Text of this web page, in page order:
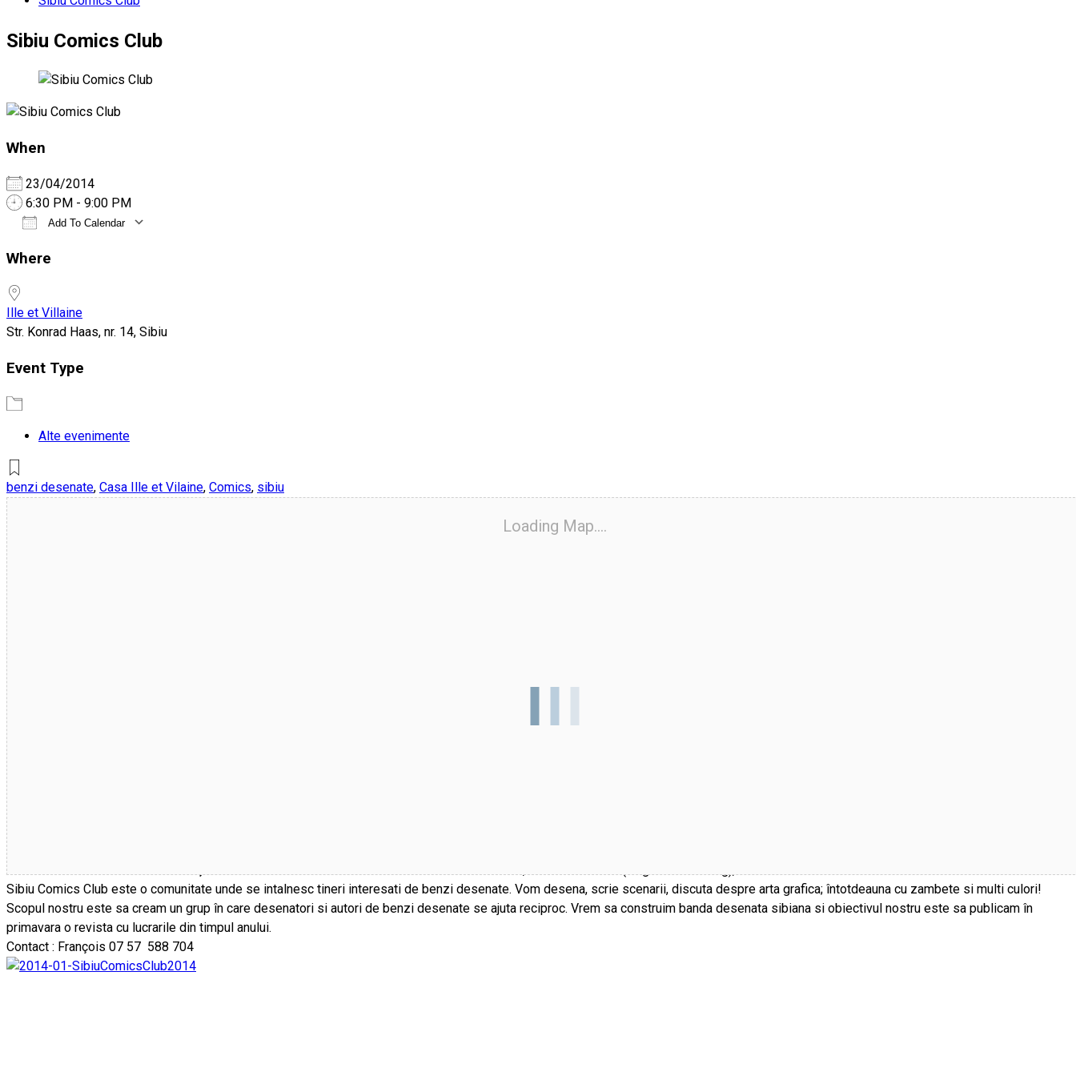
Sibiu Comics Club
When
23/04/2014
6:30 PM - 9:00 PM
Add To Calendar
Where
Ille et Villaine
Str. Konrad Haas, nr. 14, Sibiu
Event Type
Alte evenimente
benzi desenate, Casa Ille et Vilaine, Comics, sibiu
Loading Map....
Iti place sa desenezi? Iti place banda desenata? Capul tau este plin de idei?
Te invitam la
Sibiu Comics Club este o comunitate unde se intalnesc tineri interesati de benzi desenate. Vom desena, scrie scenarii, discuta despre arta grafica; întotdeauna cu zambete si multi culori!
Scopul nostru este sa cream un grup în care desenatori si autori de benzi desenate se ajuta reciproc. Vrem sa construim banda desenata sibiana si obiectivul nostru este sa publicam în
primavara o revista cu lucrarile din timpul anului.
Contact : François 07 57 588 704